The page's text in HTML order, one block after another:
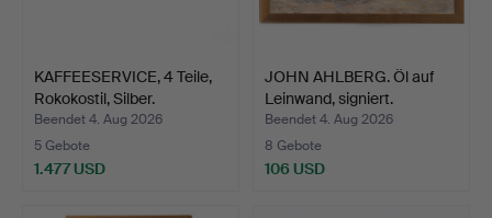
KAFFEESERVICE, 4 Teile,
Rokokostil, Silber.
Beendet 4. Aug 2026
5 Gebote
1.477 USD
JOHN AHLBERG. Öl auf
Leinwand, signiert.
Beendet 4. Aug 2026
8 Gebote
106 USD